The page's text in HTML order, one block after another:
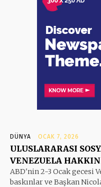
DÜNYA OCAK 7, 2026
ULUSLARARASI
VENEZUELA
ABD'nin 2-3 Ocak gecesi
baskınlar ve Başkan